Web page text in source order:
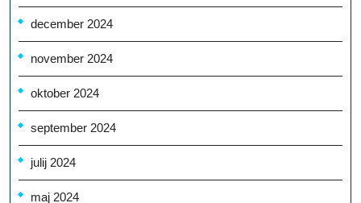
december 2024
november 2024
oktober 2024
september 2024
julij 2024
maj 2024